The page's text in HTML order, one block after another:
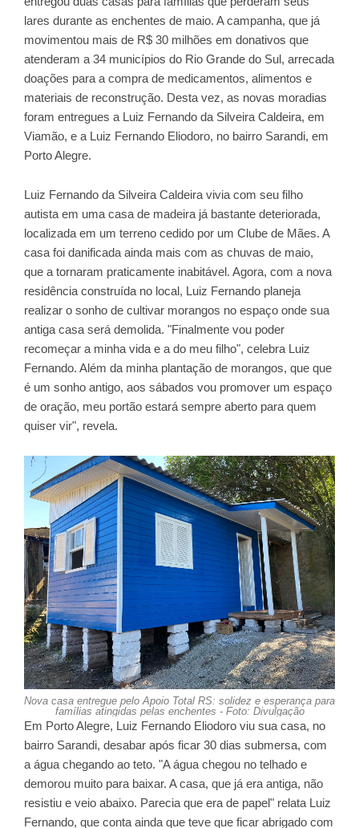
lares durante as enchentes de maio. A campanha, que já
movimentou mais de R$ 30 milhões em donativos que
atenderam a 34 municípios do Rio Grande do Sul, arrecada
doações para a compra de medicamentos, alimentos e
materiais de reconstrução. Desta vez, as novas moradias
foram entregues a Luiz Fernando da Silveira Caldeira, em
Viamão, e a Luiz Fernando Eliodoro, no bairro Sarandi, em
Porto Alegre.
Luiz Fernando da Silveira Caldeira vivia com seu filho
autista em uma casa de madeira já bastante deteriorada,
localizada em um terreno cedido por um Clube de Mães. A
casa foi danificada ainda mais com as chuvas de maio,
que a tornaram praticamente inabitável. Agora, com a nova
residência construída no local, Luiz Fernando planeja
realizar o sonho de cultivar morangos no espaço onde sua
antiga casa será demolida. "Finalmente vou poder
recomeçar a minha vida e a do meu filho", celebra Luiz
Fernando. Além da minha plantação de morangos, que que
é um sonho antigo, aos sábados vou promover um espaço
de oração, meu portão estará sempre aberto para quem
quiser vir", revela.
Nova casa entregue pelo Apoio Total RS: solidez e esperança para
famílias atingidas pelas enchentes - Foto: Divulgação
Em Porto Alegre, Luiz Fernando Eliodoro viu sua casa, no
bairro Sarandi, desabar após ficar 30 dias submersa, com
a água chegando ao teto. "A água chegou no telhado e
demorou muito para baixar. A casa, que já era antiga, não
resistiu e veio abaixo. Parecia que era de papel" relata Luiz
Fernando, que conta ainda que teve que ficar abrigado com